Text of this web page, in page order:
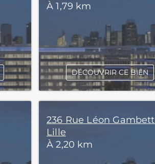
À 1,79 km
DÉCOUVRIR CE BIEN
236 Rue Léon
Lille
À 2,20 km